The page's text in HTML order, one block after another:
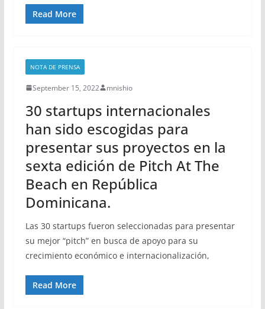
Read More
NOTA DE PRENSA
September 15, 2022 mnishio
30 startups internacionales
han sido escogidas para
presentar sus proyectos en la
sexta edición de Pitch At The
Beach en República
Dominicana.
Las 30 startups fueron seleccionadas para presentar
su mejor “pitch” en busca de apoyo para su
crecimiento económico e internacionalización,
Read More